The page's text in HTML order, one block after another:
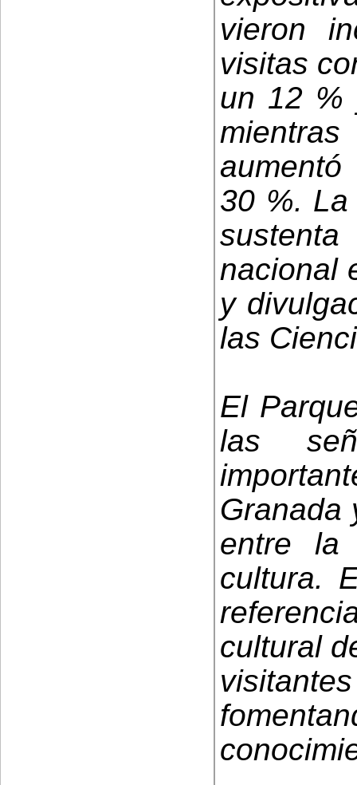
vieron
visitas
un 12 %
30 %.
nacional
y
las
El
las
Granada
entre la
cultura.
cultural